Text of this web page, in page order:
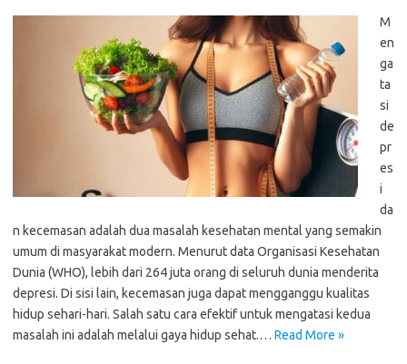
M
en
ga
ta
si
de
pr
es
i
da
n kecemasan adalah dua masalah kesehatan mental yang semakin
umum di masyarakat modern. Menurut data Organisasi Kesehatan
Dunia (WHO), lebih dari 264 juta orang di seluruh dunia menderita
depresi. Di sisi lain, kecemasan juga dapat mengganggu kualitas
hidup sehari-hari. Salah satu cara efektif untuk mengatasi kedua
masalah ini adalah melalui gaya hidup sehat.… Read More »